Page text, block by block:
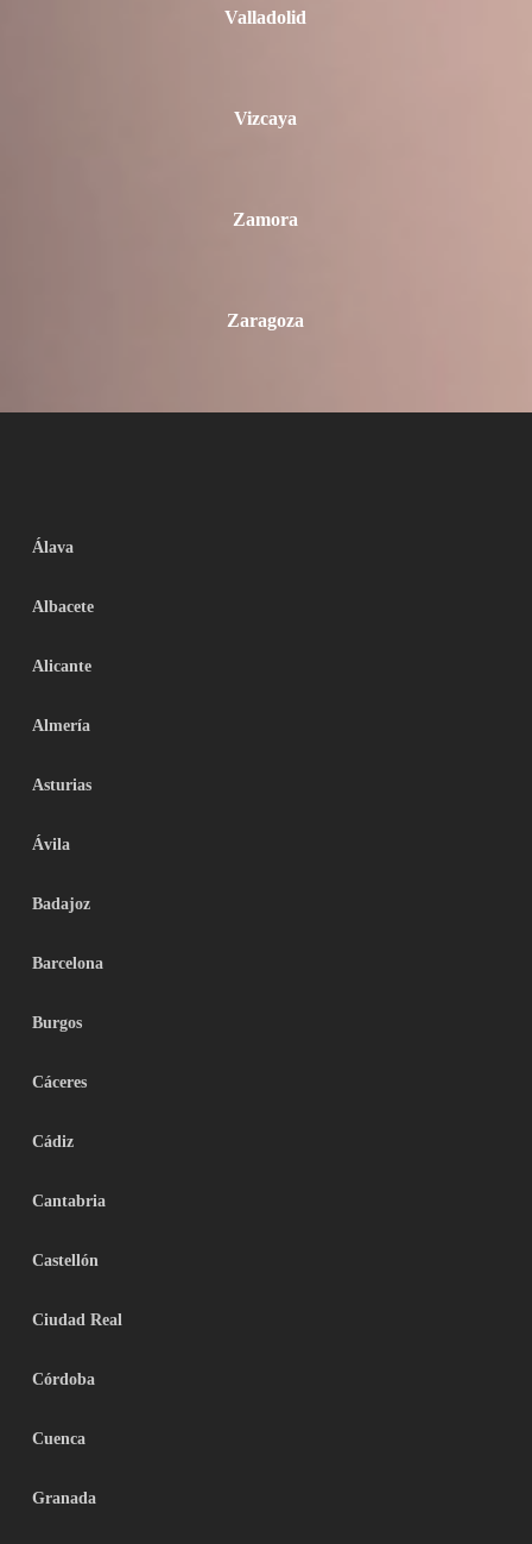
Valladolid
Vizcaya
Zamora
Zaragoza
Álava
Albacete
Alicante
Almería
Asturias
Ávila
Badajoz
Barcelona
Burgos
Cáceres
Cádiz
Cantabria
Castellón
Ciudad Real
Córdoba
Cuenca
Granada